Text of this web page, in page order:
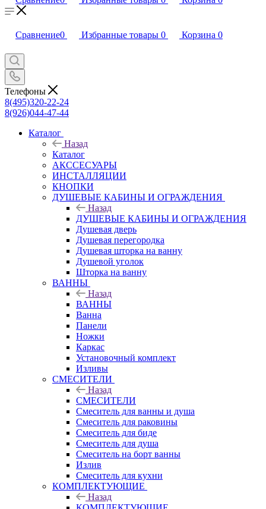
Сравнение0 Избранные товары 0 Корзина 0
Телефоны
8(495)320-22-24
8(926)044-47-44
Каталог
Назад
Каталог
АКССЕСУАРЫ
ИНСТАЛЛЯЦИИ
КНОПКИ
ДУШЕВЫЕ КАБИНЫ И ОГРАЖДЕНИЯ
Назад
ДУШЕВЫЕ КАБИНЫ И ОГРАЖДЕНИЯ
Душевая дверь
Душевая перегородка
Душевая шторка на ванну
Душевой уголок
Шторка на ванну
ВАННЫ
Назад
ВАННЫ
Ванна
Панели
Ножки
Каркас
Установочный комплект
Изливы
СМЕСИТЕЛИ
Назад
СМЕСИТЕЛИ
Смеситель для ванны и душа
Смеситель для раковины
Смеситель для биде
Смеситель для душа
Смеситель на борт ванны
Излив
Смеситель для кухни
КОМПЛЕКТУЮЩИЕ
Назад